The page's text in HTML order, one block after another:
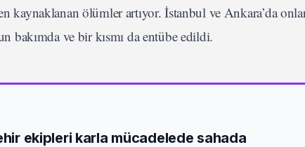
kaynaklanan ölümler artıyor. İstanbul ve Ankara’da
bakımda ve bir kısmı da entübe edildi.
ekipleri karla mücadelede sahada